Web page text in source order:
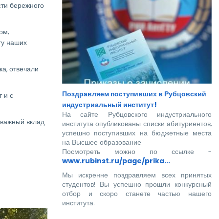
бережного
наших
отвечали
и с
вклад
Поздравляем поступивших в Рубцовский
индустриальный институт!
На сайте Рубцовского индустриального
института опубликованы списки абитуриентов,
успешно поступивших на бюджетные места
на Высшее образование!
Посмотреть можно по ссылке -
www.rubinst.ru/page/prika...
Мы искренне поздравляем всех принятых
студентов! Вы успешно прошли конкурсный
отбор и скоро станете частью нашего
института.